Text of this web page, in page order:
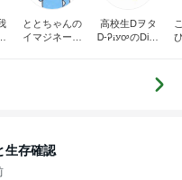
ととちゃんの
イマジネーシ
高校生Dヲタ
Ꭰ-ᎮꭵꭹꭴのDisn
生存確認